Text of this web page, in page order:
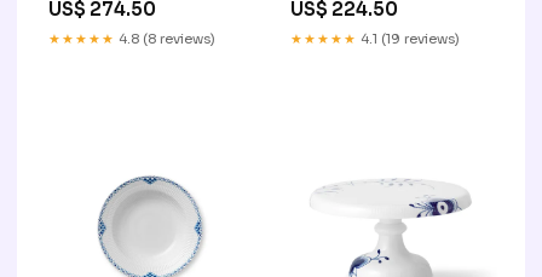
Class W245 2005- (high
loading floor) CL437451
US$ 274.50
★★★★★ 4.8 (8 reviews)
Sedan 2003-2009
KT25471KT
US$ 224.50
★★★★★ 4.1 (19 reviews)